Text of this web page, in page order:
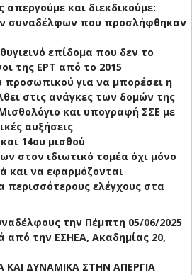
απεργούμε και διεκδικούμε:
συναδέλφων που προσλήφθηκαν
επίδομα που δεν το
της ΕΡΤ από το 2015
προσωπικού για να μπορέσει η
στις ανάγκες των δομών της
και υπογραφή ΣΣΕ με
αυξήσεις
14ου μισθού
στον ιδιωτικό τομέα όχι μόνο
και να εφαρμόζονται
περισσότερους ελέγχους στα
την Πέμπτη 05/06/2025
από την ΕΣΗΕΑ, Ακαδημίας 20,
ΔΥΝΑΜΙΚΑ ΣΤΗΝ ΑΠΕΡΓΙΑ